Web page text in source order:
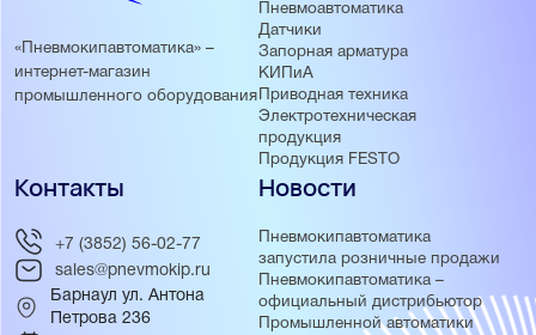
«Пневмокипавтоматика» –
интернет-магазин
промышленного оборудования
Пневмоавтоматика
Датчики
Запорная арматура
КИПиА
Приводная техника
Электротехническая
продукция
Продукция FESTO
Новости
Пневмокипавтоматика
запустила розничные продажи
Пневмокипавтоматика –
официальный дистрибьютор
Промышленной автоматики
Контакты
+7 (3852) 56-02-77
sales@pnevmokip.ru
Барнаул ул. Антона
Петрова 236